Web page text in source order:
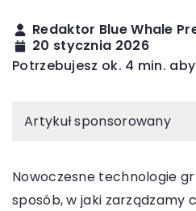
Redaktor Blue Whale
20 stycznia 2026
Potrzebujesz ok. 4 min.
Artykuł sponsorowany
Nowoczesne technologie
sposób, w jaki zarządzamy